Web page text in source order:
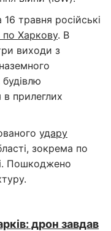
16 травня російські
по Харкову. В
виходи з
в прилеглих
удару
зокрема по
Пошкоджено
дрон завдав